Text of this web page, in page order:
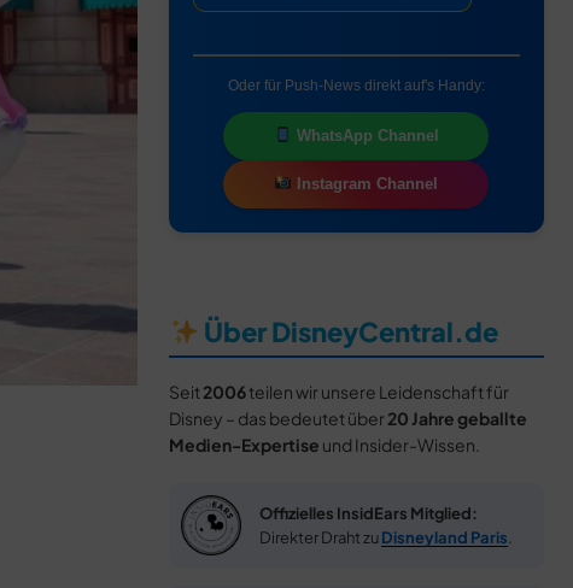
Oder für Push-News direkt auf's Handy:
WhatsApp Channel
Instagram Channel
Über DisneyCentral.de
Seit 2006teilen wir unsere Leidenschaft für
Disney – das bedeutet über 20 Jahre geballte
Medien-Expertise und Insider-Wissen.
Offizielles InsidEars Mitglied:
Direkter Draht zuDisneyland Paris